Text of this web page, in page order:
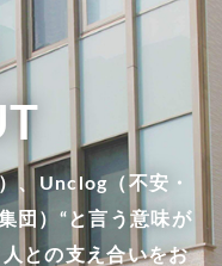
、Unclog（不安・
団）“と言う意味が
との支え合いをお